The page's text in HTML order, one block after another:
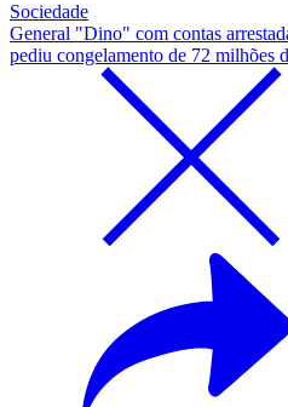
Sociedade
General "Dino" com contas
pediu congelamento de 72 milhões